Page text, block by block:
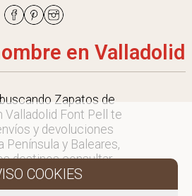
en Valladolid
Zapatos de
Valladolid Font Pell te
y devoluciones
Península y Baleares,
destinos consultar